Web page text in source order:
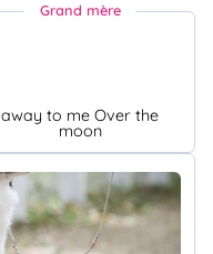
Grand mère
away to me Over the
moon